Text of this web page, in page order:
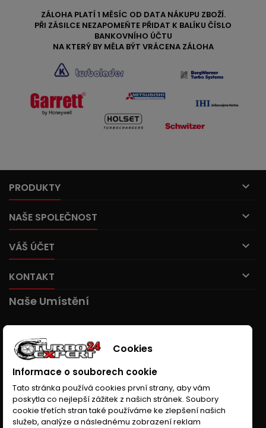
ZÁLOHA PLATÍ 1 MĚSÍC OD DATA NÁKUPU ZBOŽÍ.
PŘI ZÁSILCE NEZAPOMEŇTE PŘIDAT K BALÍKU ČÍSLO
BANKOVNÍHO ÚČTU
NA KTERÝ BY MĚLA BÝT VRÁCENA ZÁLOHA
PRODUKTY 
NAŠE SPOLEČNOST 
VÁŠ ÚČET 
KONTAKT 
Naše Umístění
Cookies
Informace o souborech cookie
Tato stránka používá cookies první strany, aby vám
poskytla co nejlepší zážitek z našich stránek. Soubory
cookie třetích stran také používáme ke zlepšení našich
služeb, analýze a následnému zobrazení reklam